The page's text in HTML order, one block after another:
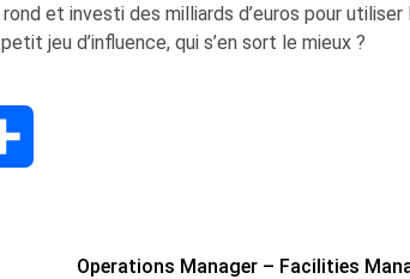
et investi des milliards d’euros pour utiliser
jeu d’influence, qui s’en sort le mieux ?
Operations Manager – Facilities